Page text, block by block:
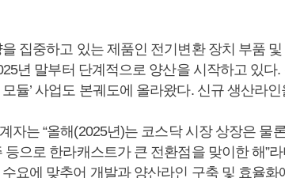
집중하고 있는 제품인 전기변환 장치 부품
년 말부터 단계적으로 양산을 시작하고 있다.
듈’ 사업도 본궤도에 올라왔다. 신규 생산라
자는 “올해(2025년)는 코스닥 시장 상장은 물
등으로 한라캐스트가 큰 전환점을 맞이한 해”
요에 맞추어 개발과 양산라인 구축 및 효율화